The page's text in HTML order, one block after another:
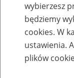
Zaproś ZUS
eZUS w
wybierzesz
będziemy
cookies. W
ustawienia.
plików